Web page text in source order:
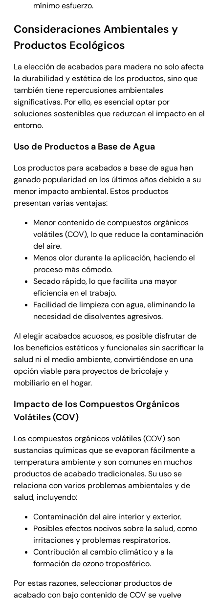
mínimo esfuerzo.
Consideraciones Ambientales y
Productos Ecológicos
La elección de acabados para madera no solo afecta
la durabilidad y estética de los productos, sino que
también tiene repercusiones ambientales
significativas. Por ello, es esencial optar por
soluciones sostenibles que reduzcan el impacto en el
entorno.
Uso de Productos a Base de Agua
Los productos para acabados a base de agua han
ganado popularidad en los últimos años debido a su
menor impacto ambiental. Estos productos
presentan varias ventajas:
Menor contenido de compuestos orgánicos
volátiles (COV), lo que reduce la contaminación
del aire.
Menos olor durante la aplicación, haciendo el
proceso más cómodo.
Secado rápido, lo que facilita una mayor
eficiencia en el trabajo.
Facilidad de limpieza con agua, eliminando la
necesidad de disolventes agresivos.
Al elegir acabados acuosos, es posible disfrutar de
los beneficios estéticos y funcionales sin sacrificar la
salud ni el medio ambiente, convirtiéndose en una
opción viable para proyectos de bricolaje y
mobiliario en el hogar.
Impacto de los Compuestos Orgánicos
Volátiles (COV)
Los compuestos orgánicos volátiles (COV) son
sustancias químicas que se evaporan fácilmente a
temperatura ambiente y son comunes en muchos
productos de acabado tradicionales. Su uso se
relaciona con varios problemas ambientales y de
salud, incluyendo:
Contaminación del aire interior y exterior.
Posibles efectos nocivos sobre la salud, como
irritaciones y problemas respiratorios.
Contribución al cambio climático y a la
formación de ozono troposférico.
Por estas razones, seleccionar productos de
acabado con bajo contenido de COV se vuelve